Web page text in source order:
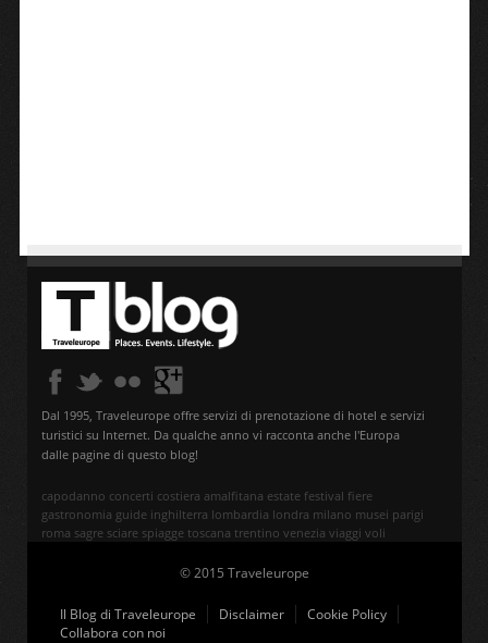
Dal 1995, Traveleurope offre servizi di prenotazione di hotel e servizi
turistici su Internet. Da qualche anno vi racconta anche l'Europa
dalle pagine di questo blog!
capodanno concerti costiera amalfitana estate festival fiere
gastronomia guide inghilterra lombardia londra milano musei parigi
roma sagre sciare spiagge toscana trentino venezia viaggi voli
© 2015 Traveleurope
Il Blog di Traveleurope Disclaimer
Cookie Policy
Collabora con noi